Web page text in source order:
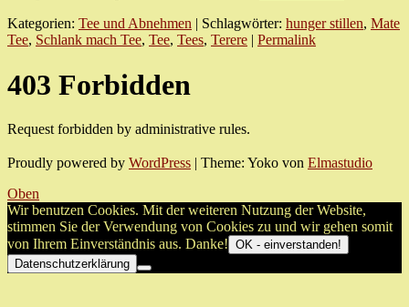
Kategorien: Tee und Abnehmen | Schlagwörter: hunger stillen, Mate
Tee, Schlank mach Tee, Tee, Tees, Terere Permalink
403 Forbidden
Request forbidden by administrative rules.
Proudly powered by WordPress | Theme: Yoko von Elmastudio
Oben
Wir benutzen Cookies. Mit der weiteren Nutzung der Website,
stimmen Sie der Verwendung von Cookies zu und wir gehen somit
von Ihrem Einverständnis aus. Danke! OK - einverstanden!
Datenschutzerklärung